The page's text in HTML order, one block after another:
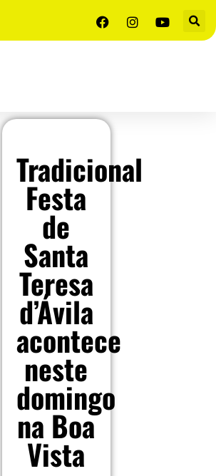
Tradicional
Festa
de
Santa
Teresa
d’Ávila
acontece
neste
domingo
na Boa
Vista